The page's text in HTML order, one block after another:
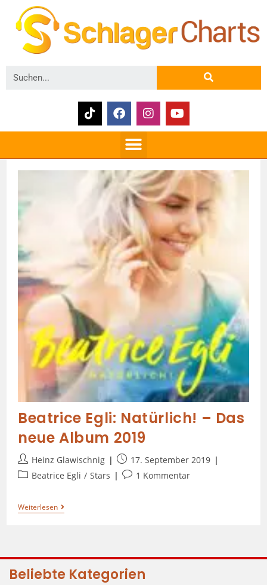
Beatrice Egli: Natürlich! – Das
neue Album 2019
Heinz Glawischnig
17. September 2019
Beatrice Egli / Stars 1 Kommentar
Weiterlesen
Beliebte Kategorien